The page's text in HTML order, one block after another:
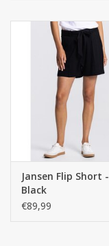
Jansen Flip Short -
Black
€89,99